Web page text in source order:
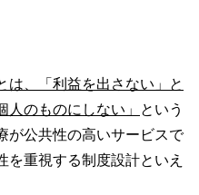
は、「利益を出さない」と
のものにしない」
という
が公共性の高いサービスで
を重視する制度設計といえ